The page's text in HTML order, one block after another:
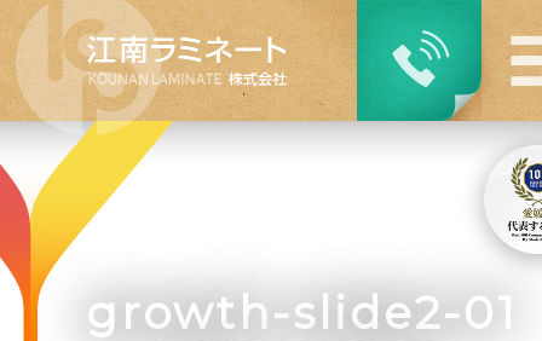
growth-slide2-01